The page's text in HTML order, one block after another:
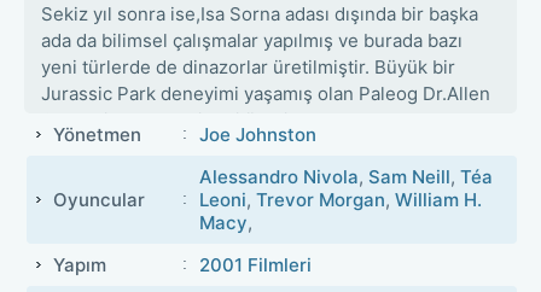
Sekiz yıl sonra ise,Isa Sorna adası dışında bir başka
ada da bilimsel çalışmalar yapılmış ve burada bazı
yeni türlerde de dinazorlar üretilmiştir. Büyük bir
Jurassic Park deneyimi yaşamış olan Paleog Dr.Allen
Grant,dinazor kemikleri üzerinde yaptığı
araştırmalarına devam etmektedir.Bir gün kapısını
çok zengin olduklarını söyleyen bir karı-koca
çalar.Çift,Grant'e Jurassic Park tesisine uçakla bir tur
düzenlemek istediklerini ve kendisinin onlara eşlik
etmesini isterler.Allen başta isteksiz görünse de
teklifi güzel bir ücret karşılığında kabul eder.Ancak
Yönetmen Joe Johnston
Oyuncular
Alessandro Nivola, Sam Neill, Téa
Leoni, Trevor Morgan, William H.
Macy,
Yapım
2001 Filmleri